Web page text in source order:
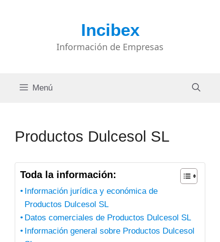
Incibex
Información de Empresas
Menú
Productos Dulcesol SL
Toda la información:
Información jurídica y económica de
Productos Dulcesol SL
Datos comerciales de Productos Dulcesol SL
Información general sobre Productos Dulcesol